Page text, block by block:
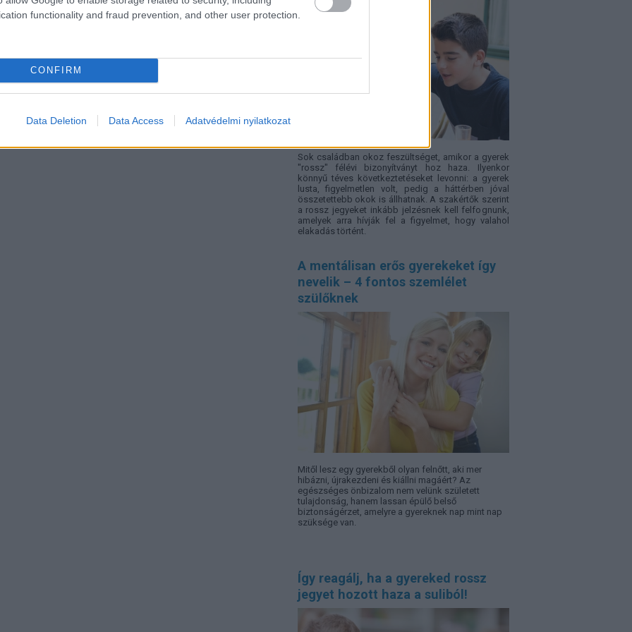
functionality and fraud prevention, and other user protection.
CONFIRM
Data Deletion Data Access Adatvédelmi nyilatkozat
Sok családban okoz feszültséget, amikor a gyerek
"rossz" félévi bizonyítványt hoz haza. Ilyenkor
könnyű téves következtetéseket levonni: a gyerek
lusta, figyelmetlen volt, pedig a háttérben jóval
összetettebb okok is állhatnak. A szakértők szerint
a rossz jegyeket inkább jelzésnek kell felfognunk,
amelyek arra hívják fel a figyelmet, hogy valahol
elakadás történt.
A mentálisan erős gyerekeket így
nevelik – 4 fontos szemlélet
szülőknek
Mitől lesz egy gyerekből olyan felnőtt, aki mer
hibázni, újrakezdeni és kiállni magáért? Az
egészséges önbizalom nem velünk született
tulajdonság, hanem lassan épülő belső
biztonságérzet, amelyre a gyereknek nap mint nap
szüksége van.
Így reagálj, ha a gyereked rossz
jegyet hozott haza a suliból!